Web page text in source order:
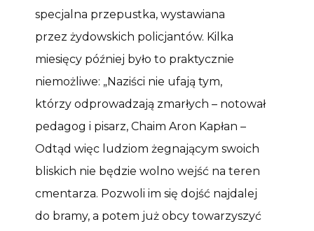
specjalna przepustka, wystawiana
przez żydowskich policjantów. Kilka
miesięcy później było to praktycznie
niemożliwe: „Naziści nie ufają tym,
którzy odprowadzają zmarłych – notował
pedagog i pisarz, Chaim Aron Kapłan –
Odtąd więc ludziom żegnającym swoich
bliskich nie będzie wolno wejść na teren
cmentarza. Pozwoli im się dojść najdalej
do bramy, a potem już obcy towarzyszyć